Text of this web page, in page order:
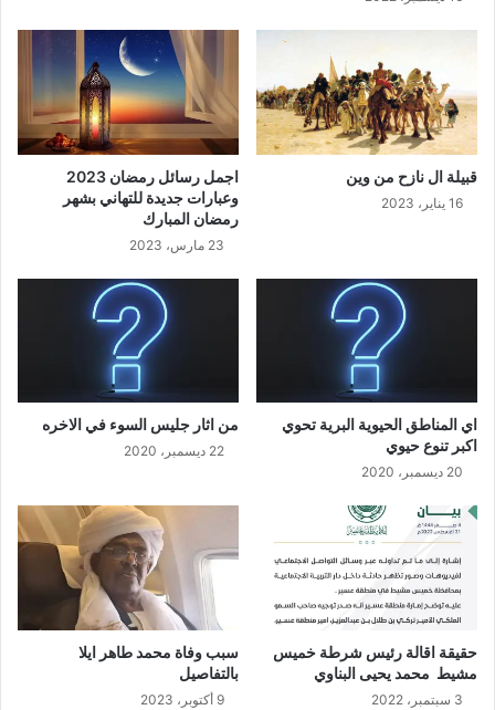
قبيلة ال نازح من وين
16 يناير، 2023
اجمل رسائل رمضان 2023
وعبارات جديدة للتهاني بشهر
رمضان المبارك
23 مارس، 2023
اي المناطق الحيوية البرية تحوي
اكبر تنوع حيوي
20 ديسمبر، 2020
من اثار جليس السوء في الاخره
22 ديسمبر، 2020
حقيقة اقالة رئيس شرطة خميس
مشيط محمد يحيى البناوي
3 سبتمبر، 2022
سبب وفاة محمد طاهر ايلا
بالتفاصيل
9 أكتوبر، 2023